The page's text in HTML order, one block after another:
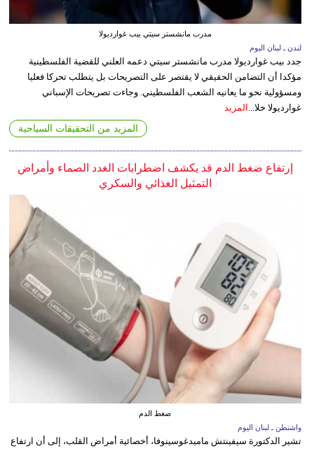
مدرب مانشستر سيتي بيب غوارديولا
لندن ـ لبنان اليوم
جدد بيب غوارديولا مدرب مانشستر سيتي دعمه العلني للقضية الفلسطينية
مؤكدا أن التضامن الحقيقي لا يقتصر على التصريحات بل يتطلب تحركا فعليا
ومسؤولية نحو ما يعانيه الشعب الفلسطيني. وجاءت تصريحات الإسباني
غوارديولا خلا... المزيد
المزيد من التحقيقات السياحية
إرتفاع ضغط الدم قد يكشف اضطرابات الغدد الصماء وأمراض
التمثيل الغذائي والسكري
ضغط الدم
واشنطن ـ لبنان اليوم
تشير الدكتورة سيفينتش ماميدغوسينوفا، أخصائية أمراض القلب، إلى أن ارتفاع